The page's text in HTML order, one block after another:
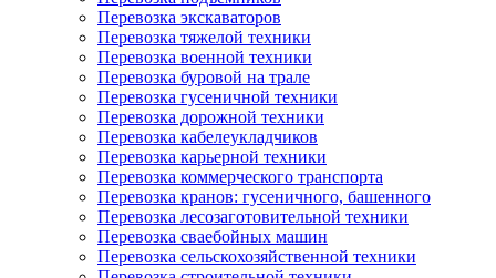
Перевозка экскаваторов
Перевозка тяжелой техники
Перевозка военной техники
Перевозка буровой на трале
Перевозка гусеничной техники
Перевозка дорожной техники
Перевозка кабелеукладчиков
Перевозка карьерной техники
Перевозка коммерческого транспорта
Перевозка кранов: гусеничного, башенного
Перевозка лесозаготовительной техники
Перевозка сваебойных машин
Перевозка сельскохозяйственной техники